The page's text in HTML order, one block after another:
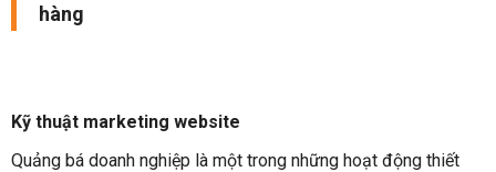
hàng
Kỹ thuật marketing website
Quảng bá doanh nghiệp là một trong những hoạt động thiết